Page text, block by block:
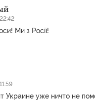
Ми з Росії!
Украине уже ничто не